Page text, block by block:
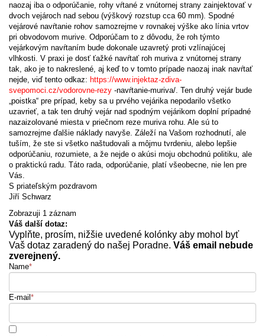
naozaj iba o odporúčanie, rohy vŕtané z vnútornej strany zainjektovať v
dvoch vejároch nad sebou (výškový rozstup cca 60 mm). Spodné
vejárové navŕtanie rohov samozrejme v rovnakej výške ako línia vrtov
pri obvodovom murive. Odporúčam to z dôvodu, že roh týmto
vejárkovým navŕtaním bude dokonale uzavretý proti vzlínajúcej
vlhkosti. V praxi je dosť ťažké navŕtať roh muriva z vnútornej strany
tak, ako je to nakreslené, aj keď to v tomto prípade naozaj inak navŕtať
nejde, viď tento odkaz: https://www.injektaz-zdiva-
svepomoci.cz/vodorovne-rezy -navŕtanie-muriva/. Ten druhý vejár bude
„poistka“ pre prípad, keby sa u prvého vejárika nepodarilo všetko
uzavrieť, a tak ten druhý vejár nad spodným vejárikom doplní prípadné
nazaizolované miesta v priečnom reze muriva rohu. Ale sú to
samozrejme ďalšie náklady navyše. Záleží na Vašom rozhodnutí, ale
tuším, že ste si všetko naštudovali a môjmu tvrdeniu, alebo lepšie
odporúčaniu, rozumiete, a že nejde o akúsi moju obchodnú politiku, ale
o praktickú radu. Táto rada, odporúčanie, platí všeobecne, nie len pre
Vás.
S priateľským pozdravom
Jiří Schwarz
Zobrazuji 1 záznam
Váš další dotaz:
Vyplňte, prosím, nižšie uvedené kolónky aby mohol byť
Vaš dotaz zaradený do našej Poradne. Váš email nebude
zverejnený.
Name*
E-mail *